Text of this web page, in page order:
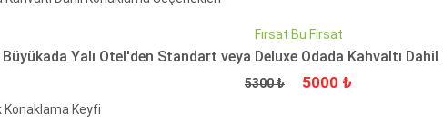
QUICKVIEW
Fırsat Bu Fırsat
Büyükada Yalı Otel'den Standart veya Deluxe Odada Kahvaltı
Fiyat
5300 ₺ İndirimli Fiyat
5000 ₺